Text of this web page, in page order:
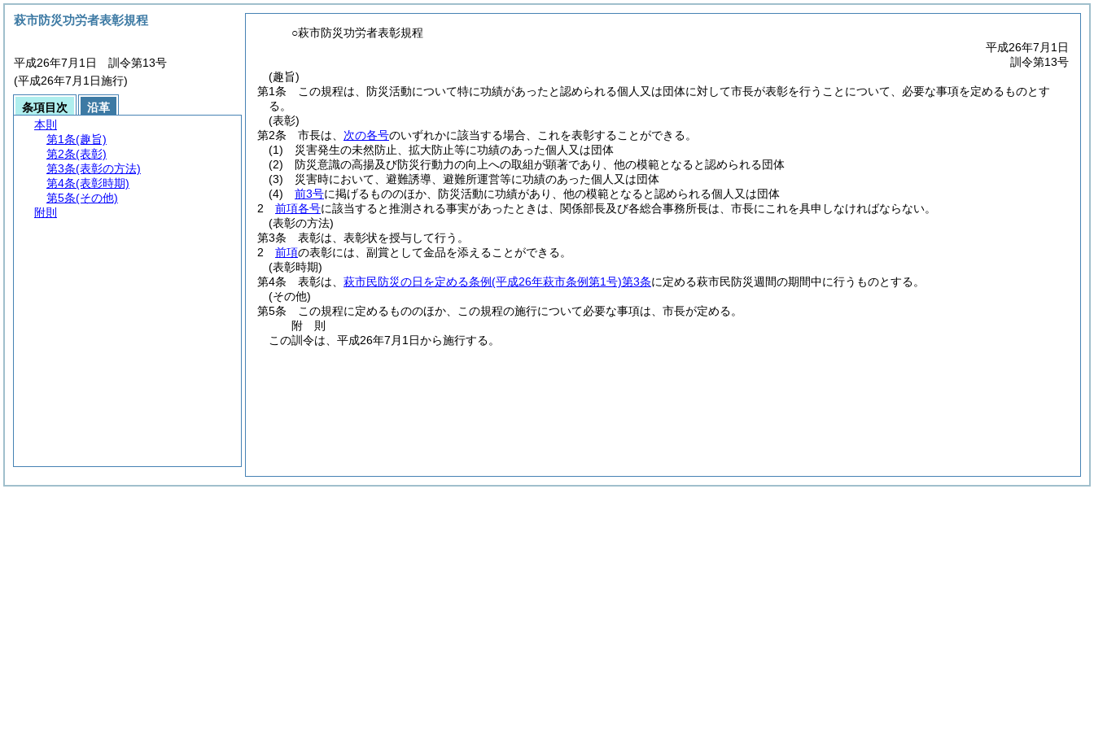
○萩市防災功労者表彰規程
平成26年7月1日
訓令第13号
(趣旨)
第1条
この規程は、防災活動について特に功績があったと認められる個人又は団体に対して市長が表彰を行うことについて、必要な事項を定めるものとす
る。
(表彰)
第2条
市長は、 次の各号のいずれかに該当する場合、これを表彰することができる。
(1)
災害発生の未然防止、拡大防止等に功績のあった個人又は団体
(2)
防災意識の高揚及び防災行動力の向上への取組が顕著であり、他の模範となると認められる団体
(3)
災害時において、避難誘導、避難所運営等に功績のあった個人又は団体
(4)
前3号に掲げるもののほか、防災活動に功績があり、他の模範となると認められる個人又は団体
2
前項各号に該当すると推測される事実があったときは、関係部長及び各総合事務所長は、市長にこれを具申しなければならない。
(表彰の方法)
第3条
表彰は、表彰状を授与して行う。
2
前項の表彰には、副賞として金品を添えることができる。
(表彰時期)
第4条
表彰は、 萩市民防災の日を定める条例(平成26年萩市条例第1号)第3条に定める萩市民防災週間の期間中に行うものとする。
(その他)
第5条
この規程に定めるもののほか、この規程の施行について必要な事項は、市長が定める。
附 則
この訓令は、平成26年7月1日から施行する。
萩市防災功労者表彰規程
平成26年7月1日 訓令第13号
(平成26年7月1日施行)
条項目次
沿革
本則
第1条(趣旨)
第2条(表彰)
第3条(表彰の方法)
第4条(表彰時期)
第5条(その他)
附則